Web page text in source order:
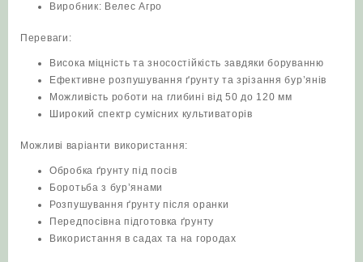
Виробник: Велес Агро
Переваги:
Висока міцність та зносостійкість завдяки боруванню
Ефективне розпушування ґрунту та зрізання бур’янів
Можливість роботи на глибині від 50 до 120 мм
Широкий спектр сумісних культиваторів
Можливі варіанти використання:
Обробка ґрунту під посів
Боротьба з бур’янами
Розпушування ґрунту після оранки
Передпосівна підготовка ґрунту
Використання в садах та на городах